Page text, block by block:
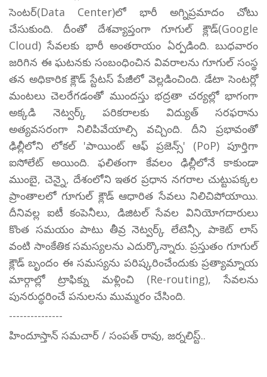
సెంటర్(Data Center)లో భారీ అగ్నిప్రమాదం చోటు
చేసుకుంది. దీంతో దేశవ్యాప్తంగా గూగుల్ క్లౌడ్(Google
Cloud) సేవలకు భారీ అంతరాయం ఏర్పడింది. బుధవారం
జరిగిన ఈ ఘటనకు సంబంధించిన వివరాలను గూగుల్ సంస్థ
తన అధికారిక క్లౌడ్ స్టేటస్ పేజీలో వెల్లడించింది. డేటా సెంటర్లో
మంటలు చెలరేగడంతో ముందస్తు భద్రతా చర్యల్లో భాగంగా
అక్కడి నెట్వర్క్ పరికరాలకు విద్యుత్ సరఫరాను
అత్యవసరంగా నిలిపివేయాల్సి వచ్చింది. దీని ప్రభావంతో
ఢిల్లీలోని లోకల్ 'పాయింట్ ఆఫ్ ప్రజెన్స్' (PoP) పూర్తిగా
ఐసోలేట్ అయింది. ఫలితంగా కేవలం ఢిల్లీలోనే కాకుండా
ముంబై, చెన్నై, దేశంలోని ఇతర ప్రధాన నగరాల చుట్టుపక్కల
ప్రాంతాలలో గూగుల్ క్లౌడ్ ఆధారిత సేవలు నిలిచిపోయాయి.
దీనివల్ల ఐటీ కంపెనీలు, డిజిటల్ సేవల వినియోగదారులు
కొంత సమయం పాటు తీవ్ర నెట్వర్క్ లేటెన్సీ, పాకెట్ లాస్
వంటి సాంకేతిక సమస్యలను ఎదుర్కొన్నారు. ప్రస్తుతం గూగుల్
క్లౌడ్ బృందం ఈ సమస్యను పరిష్కరించేందుకు ప్రత్యామ్నాయ
మార్గాల్లో ట్రాఫిక్ను మళ్లించి (Re-routing), సేవలను
పునరుద్ధరించే పనులను ముమ్మరం చేసింది.
---------------
హిందూస్తాన్ సమచార్ / సంపత్ రావు, జర్నలిస్ట్..